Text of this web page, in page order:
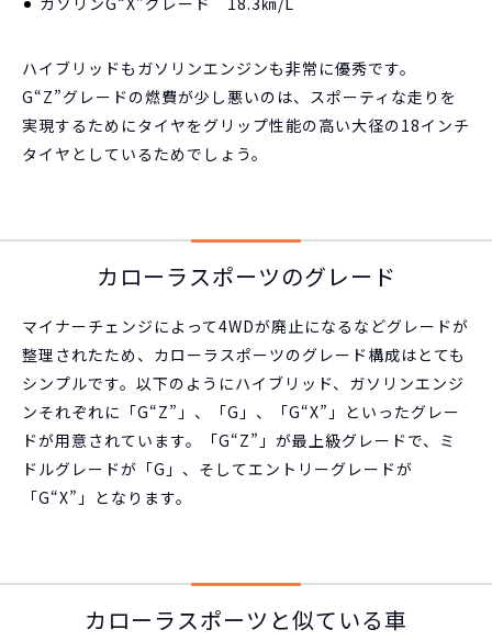
ハイブリッドもガソリンエンジンも非常に優秀です。
G“Z”グレードの燃費が少し悪いのは、スポーティな走りを
実現するためにタイヤをグリップ性能の高い大径の18インチ
タイヤとしているためでしょう。
カローラスポーツのグレード
マイナーチェンジによって4WDが廃止になるなどグレードが
整理されたため、カローラスポーツのグレード構成はとても
シンプルです。以下のようにハイブリッド、ガソリンエンジ
ンそれぞれに「G“Z”」、「G」、「G“X”」といったグレー
ドが用意されています。「G“Z”」が最上級グレードで、ミ
ドルグレードが「G」、そしてエントリーグレードが
「G“X”」となります。
カローラスポーツと似ている車